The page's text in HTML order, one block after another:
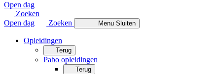
Open dag
Zoeken
Open dag
Zoeken Menu Sluiten
Opleidingen
Terug
Pabo opleidingen
Terug